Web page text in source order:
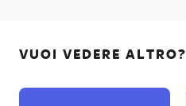
VUOI VEDERE ALTRO?